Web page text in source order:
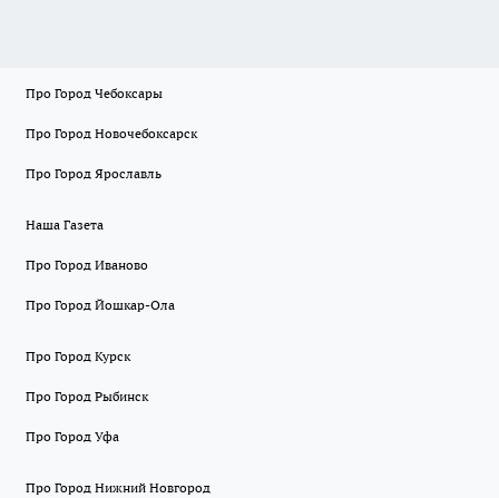
Про Город Чебоксары
Про Город Новочебоксарск
Про Город Ярославль
Наша Газета
Про Город Иваново
Про Город Йошкар-Ола
Про Город Курск
Про Город Рыбинск
Про Город Уфа
Про Город Нижний Новгород